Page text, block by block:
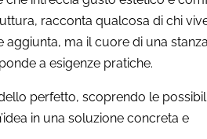
racconta qualcosa di chi
ma il cuore di una
a esigenze pratiche.
perfetto, scoprendo le
in una soluzione concreta e